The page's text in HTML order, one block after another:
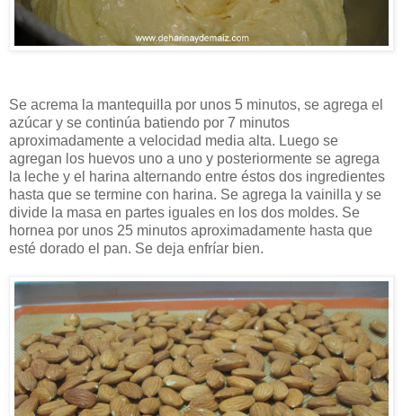
Se acrema la mantequilla por unos 5 minutos, se agrega el
azúcar y se continúa batiendo por 7 minutos
aproximadamente a velocidad media alta. Luego se
agregan los huevos uno a uno y posteriormente se agrega
la leche y el harina alternando entre éstos dos ingredientes
hasta que se termine con harina. Se agrega la vainilla y se
divide la masa en partes iguales en los dos moldes. Se
hornea por unos 25 minutos aproximadamente hasta que
esté dorado el pan. Se deja enfríar bien.